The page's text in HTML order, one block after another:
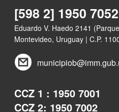
[598 2] 1950 7052
Eduardo V. Haedo 2141
Montevideo, Uruguay | C.P.
CCZ 1 : 1950 7001
CCZ 2: 1950 7002